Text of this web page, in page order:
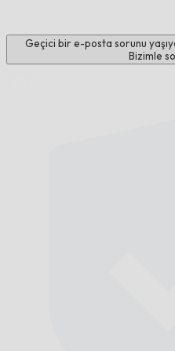
Geçici bir e-posta sorunu
Bizimle